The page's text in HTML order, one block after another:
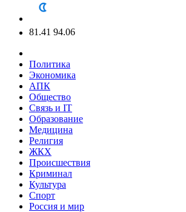
81.41 94.06
Политика
Экономика
АПК
Общество
Связь и IT
Образование
Медицина
Религия
ЖКХ
Происшествия
Криминал
Культура
Спорт
Россия и мир